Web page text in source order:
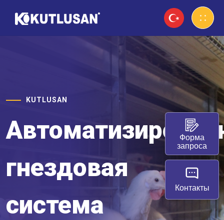
KUTLUSAN
гнездовая
система
Форма
запроса
Контакты